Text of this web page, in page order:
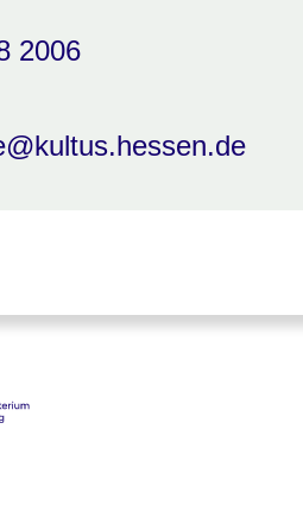
2006